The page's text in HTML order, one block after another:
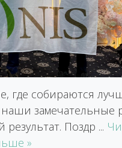
где собираются
замечательные
Поздр ...
»